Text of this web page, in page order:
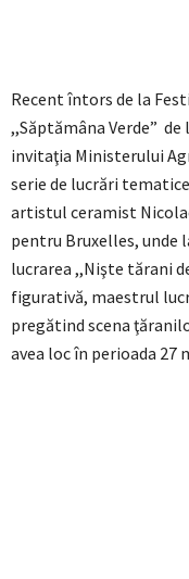
Recent întors de la
,,Săptămâna Verde” de
invitaţia Ministerului
serie de lucrări
artistul ceramist
pentru Bruxelles, unde
lucrarea ,,Nişte tărani
figurativă, maestrul
pregătind scena
avea loc în perioada